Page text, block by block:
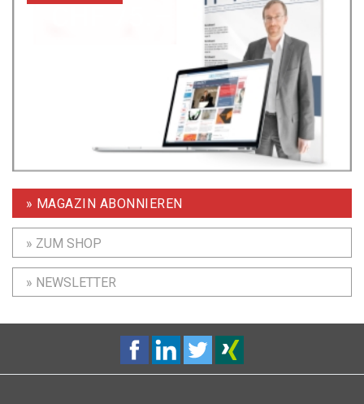
» MAGAZIN ABONNIEREN
» ZUM SHOP
» NEWSLETTER